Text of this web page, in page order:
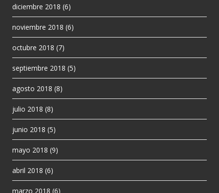
diciembre 2018 (6)
noviembre 2018 (6)
octubre 2018 (7)
septiembre 2018 (5)
agosto 2018 (8)
julio 2018 (8)
junio 2018 (5)
mayo 2018 (9)
abril 2018 (6)
marzo 2018 (6)